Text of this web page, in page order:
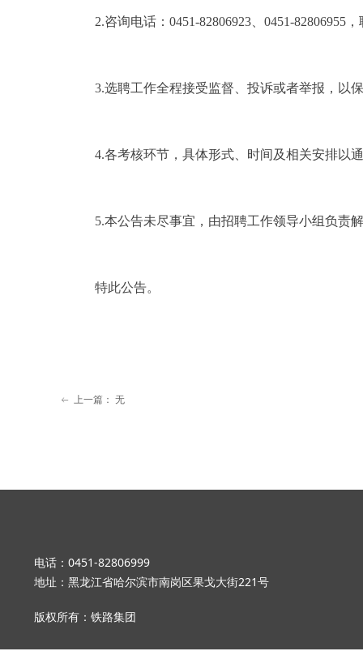
2.咨询电话：0451-82806923、0451-
3.选聘工作全程接受监督、投诉或者举报，以
4.各考核环节，具体形式、时间及相关安排以
5.本公告未尽事宜，由招聘工作领导小组负责
特此公告。
ꂃ 上一篇： 无
电话：0451-82806999
地址：黑龙江省哈尔滨市南岗区果戈大街221号
版权所有：铁路集团